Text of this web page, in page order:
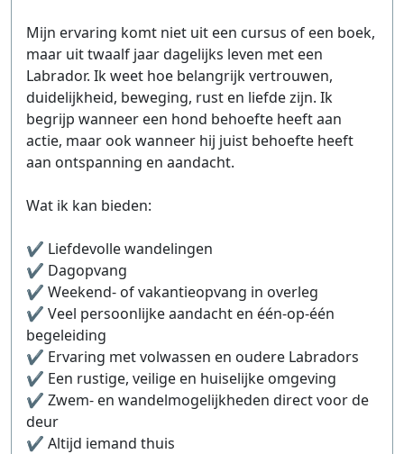
Mijn ervaring komt niet uit een cursus of een boek,
maar uit twaalf jaar dagelijks leven met een
Labrador. Ik weet hoe belangrijk vertrouwen,
duidelijkheid, beweging, rust en liefde zijn. Ik
begrijp wanneer een hond behoefte heeft aan
actie, maar ook wanneer hij juist behoefte heeft
aan ontspanning en aandacht.
Wat ik kan bieden:
✔ Liefdevolle wandelingen
✔ Dagopvang
✔ Weekend- of vakantieopvang in overleg
✔ Veel persoonlijke aandacht en één-op-één
begeleiding
✔ Ervaring met volwassen en oudere Labradors
✔ Een rustige, veilige en huiselijke omgeving
✔ Zwem- en wandelmogelijkheden direct voor de
deur
✔ Altijd iemand thuis